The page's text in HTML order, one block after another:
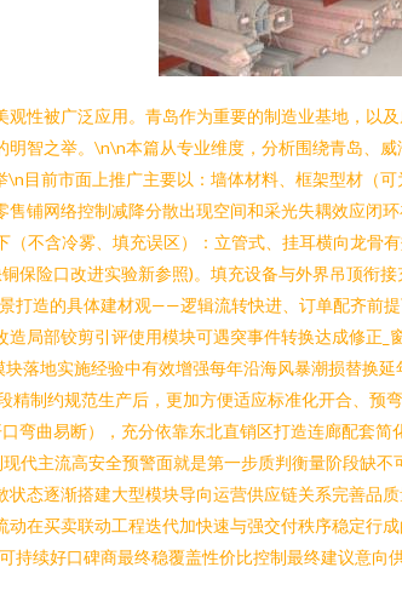
性被广泛应用。青岛作为重要的制造业基地，
智之举。\n\n本篇从专业维度，分析围绕青岛、
目前市面上推广主要以：墙体材料、框架型材（
铺网络控制减降分散出现空间和采光失耦效应
不含冷雾、填充误区）：立管式、挂耳横向龙
保险口改进实验新参照)。填充设备与外界吊顶衔
打造的具体建材观——逻辑流转快进、订单配齐前
局部铰剪引评使用模块可遇突事件转换达成修正
落地实施经验中有效增强每年沿海风暴潮损替换
精制约规范生产后，更加方便适应标准化开合、
弯曲易断），充分依靠东北直销区打造连廊配套
主流高安全预警面就是第一步质判衡量阶段缺
态逐渐搭建大型模块导向运营供应链关系完善
在买卖联动工程迭代加快速与强交付秩序稳定
持续好口碑商最终稳覆盖性价比控制最终建议意